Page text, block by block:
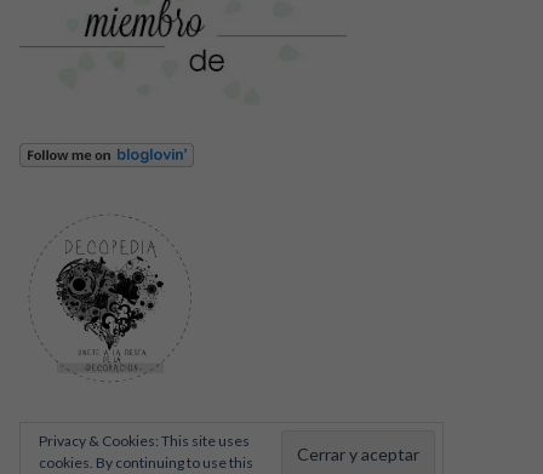
Privacy & Cookies: This site uses
cookies. By continuing to use this